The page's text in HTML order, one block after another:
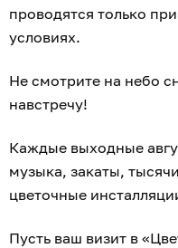
проводятся только
условиях.
Не смотрите на небо
навстречу!
Каждые выходные
музыка, закаты,
цветочные
Пусть ваш визит в